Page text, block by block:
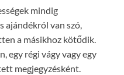
mindig
ajándékról van szó,
a másikhoz kötődik.
egy régi vágy vagy egy
megjegyzésként.